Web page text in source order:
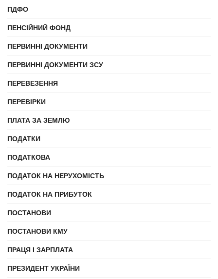
ПДФО
ПЕНСІЙНИЙ ФОНД
ПЕРВИННІ ДОКУМЕНТИ
ПЕРВИННІ ДОКУМЕНТИ ЗСУ
ПЕРЕВЕЗЕННЯ
ПЕРЕВІРКИ
ПЛАТА ЗА ЗЕМЛЮ
ПОДАТКИ
ПОДАТКОВА
ПОДАТОК НА НЕРУХОМІСТЬ
ПОДАТОК НА ПРИБУТОК
ПОСТАНОВИ
ПОСТАНОВИ КМУ
ПРАЦЯ І ЗАРПЛАТА
ПРЕЗИДЕНТ УКРАЇНИ